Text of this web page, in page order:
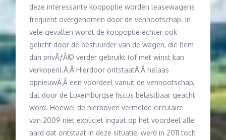
deze interessante koopoptie worden leasewagens
frequent overgenomen door de vennootschap. In
vele gevallen wordt de koopoptie echter ook
gelicht door de bestuurder van de wagen, die hem
dan privÃƒÂ© verder gebruikt (of met winst kan
verkopen).Ã‚Â Hierdoor ontstaatÃ‚Â helaas
opnieuwÃ‚Â een voordeel vanuit de vennootschap,
dat door de Luxemburgse fiscus belastbaar geacht
word. Hoewel de hierboven vermelde circulaire
van 2009 niet expliciet ingaat op het voordeel alle
aard dat ontstaat in deze situatie, werd in 2011 toch